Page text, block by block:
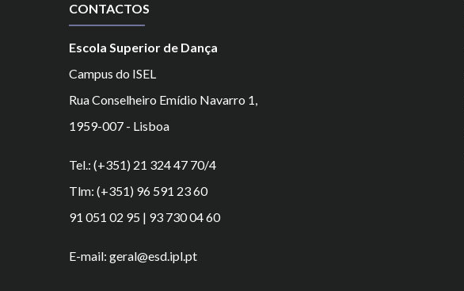
CONTACTOS
Escola Superior de Dança
Campus do ISEL
Rua Conselheiro Emídio Navarro 1,
1959-007 - Lisboa
Tel.: (+351) 21 324 47 70/4
Tlm: (+351) 96 591 23 60
91 051 02 95 | 93 730 04 60
E-mail: geral@esd.ipl.pt